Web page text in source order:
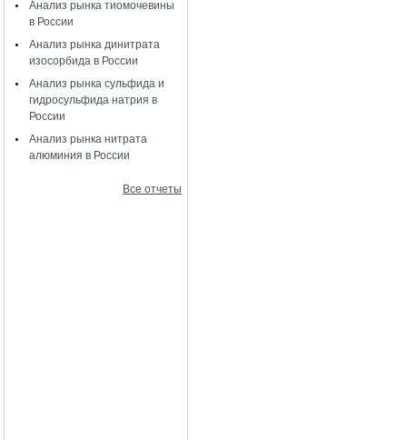
Анализ рынка тиомочевины
в России
Анализ рынка динитрата
изосорбида в России
Анализ рынка сульфида и
гидросульфида натрия в
России
Анализ рынка нитрата
алюминия в России
Все отчеты